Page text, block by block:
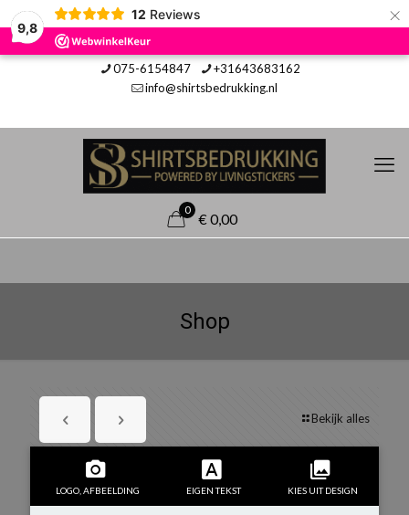
9,8
12 Reviews ×
075-6154847
+31643683162
info@shirtsbedrukking.nl
0
€ 0,00
Shop
Bekijk alles
LOGO, AFBEELDING EIGEN TEKST KIES UIT DESIGN